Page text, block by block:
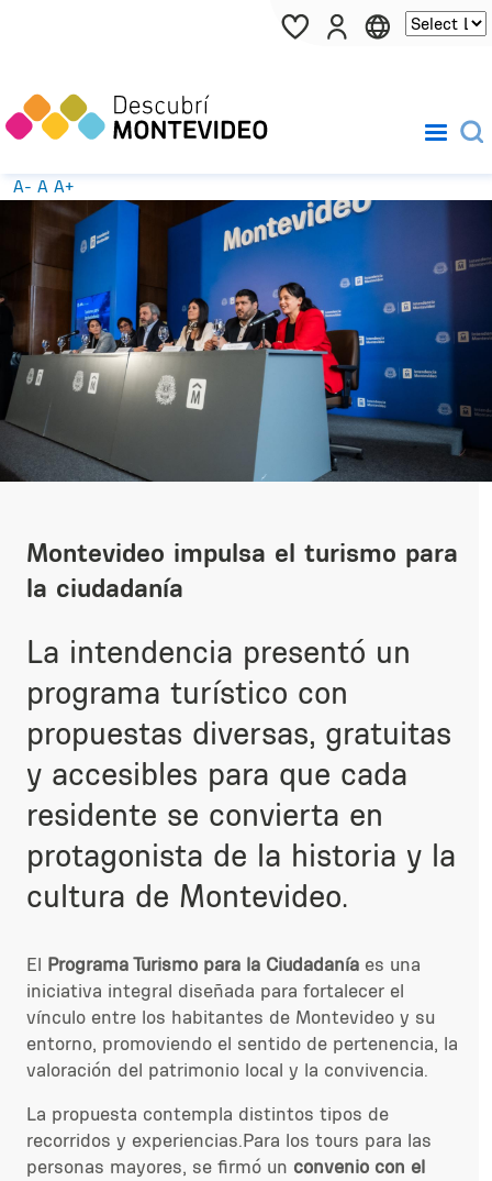
Pasar al contenido principal
A- A A+
Montevideo impulsa el turismo para
la ciudadanía
La intendencia presentó un
programa turístico con
propuestas diversas, gratuitas
y accesibles para que cada
residente se convierta en
protagonista de la historia y la
cultura de Montevideo.
El Programa Turismo para la Ciudadanía es una
iniciativa integral diseñada para fortalecer el
vínculo entre los habitantes de Montevideo y su
entorno, promoviendo el sentido de pertenencia, la
valoración del patrimonio local y la convivencia.
La propuesta contempla distintos tipos de
recorridos y experiencias.Para los tours para las
personas mayores, se firmó un convenio con el